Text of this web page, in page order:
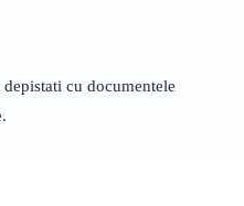
cu documentele